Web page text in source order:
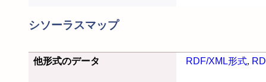
シソーラスマップ
他形式のデータ RDF/XML形式,